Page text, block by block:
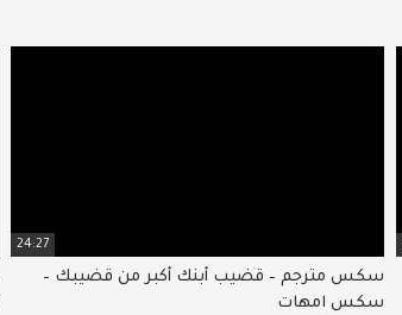
24:27
سكس مترجم – قضيب أبنك أكبر من قضيبك –
سكس امهات